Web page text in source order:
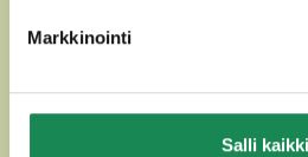
Markkinointi
Salli kaikki